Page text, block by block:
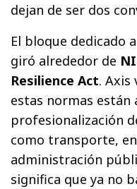
dejan de ser dos
El bloque dedicado
giró alrededor de
Resilience Act. Axis
estas normas están
profesionalización
como transporte,
administración
significa que ya no